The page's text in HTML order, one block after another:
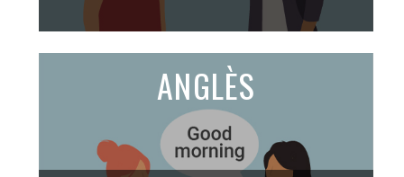
ANGLÈS